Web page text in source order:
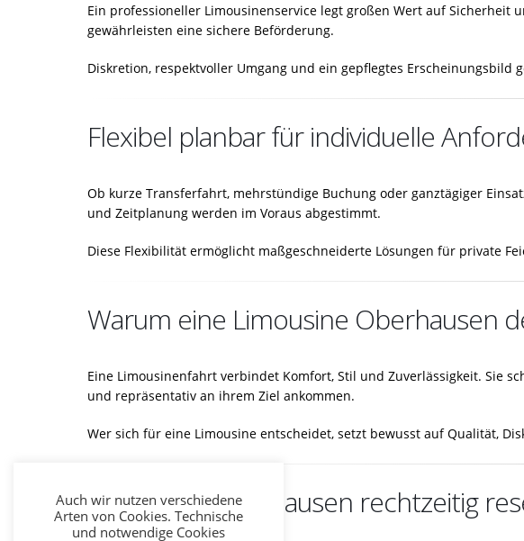
Ein professioneller Limousinenservice legt großen Wert auf Sicherheit
gewährleisten eine sichere Beförderung.
Diskretion, respektvoller Umgang und ein gepflegtes
Flexibel planbar für individuelle
Ob kurze Transferfahrt, mehrstündige Buchung oder ganztägiger
und Zeitplanung werden im Voraus abgestimmt.
Diese Flexibilität ermöglicht maßgeschneiderte Lösungen für private
Warum eine Limousine Oberhausen
Eine Limousinenfahrt verbindet Komfort, Stil und Zuverlässigkeit. Sie
und repräsentativ an ihrem Ziel ankommen.
Wer sich für eine Limousine entscheidet, setzt bewusst auf Qualität,
Limousine Oberhausen rechtzeitig
Auch wir nutzen verschiedene
Arten von Cookies. Technische
und notwendige Cookies